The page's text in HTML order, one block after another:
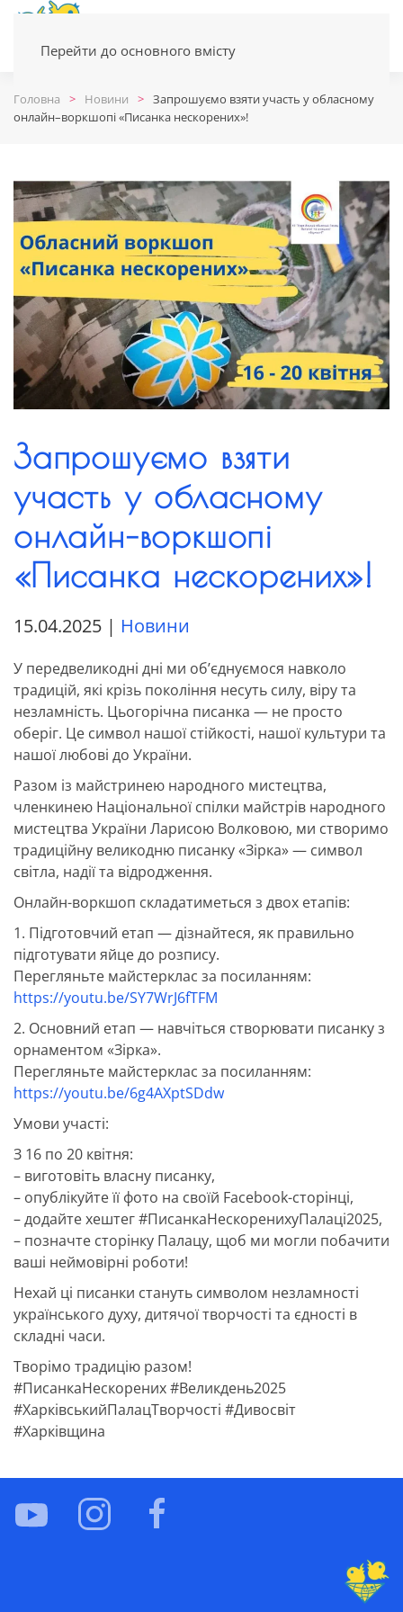
Перейти до основного вмісту
Головна Новини
Запрошуємо взяти участь у обласному
онлайн–воркшопі «Писанка нескорених»!
Запрошуємо взяти
участь у обласному
онлайн–воркшопі
«Писанка нескорених»!
15.04.2025 | Новини
У передвеликодні дні ми об’єднуємося навколо
традицій, які крізь покоління несуть силу, віру та
незламність. Цьогорічна писанка — не просто
оберіг. Це символ нашої стійкості, нашої культури та
нашої любові до України.
Разом із майстринею народного мистецтва,
членкинею Національної спілки майстрів народного
мистецтва України Ларисою Волковою, ми створимо
традиційну великодню писанку «Зірка» — символ
світла, надії та відродження.
Онлайн-воркшоп складатиметься з двох етапів:
1. Підготовчий етап — дізнайтеся, як правильно
підготувати яйце до розпису.
Перегляньте майстерклас за посиланням:
https://youtu.be/SY7WrJ6fTFM
2. Основний етап — навчіться створювати писанку з
орнаментом «Зірка».
Перегляньте майстерклас за посиланням:
https://youtu.be/6g4AXptSDdw
Умови участі:
З 16 по 20 квітня:
– виготовіть власну писанку,
– опублікуйте її фото на своїй Facebook-сторінці,
– додайте хештег #ПисанкаНескоренихуПалаці2025,
– позначте сторінку Палацу, щоб ми могли побачити
ваші неймовірні роботи!
Нехай ці писанки стануть символом незламності
українського духу, дитячої творчості та єдності в
складні часи.
Творімо традицію разом!
#ПисанкаНескорених #Великдень2025
#ХарківськийПалацТворчості #Дивосвіт
#Харківщина